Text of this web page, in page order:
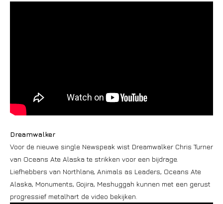
Dreamwalker
Voor de nieuwe single Newspeak wist Dreamwalker Chris Turner
van Oceans Ate Alaska te strikken voor een bijdrage.
Liefhebbers van Northlane, Animals as Leaders, Oceans Ate
Alaska, Monuments, Gojira, Meshuggah kunnen met een gerust
progressief metalhart de video bekijken.